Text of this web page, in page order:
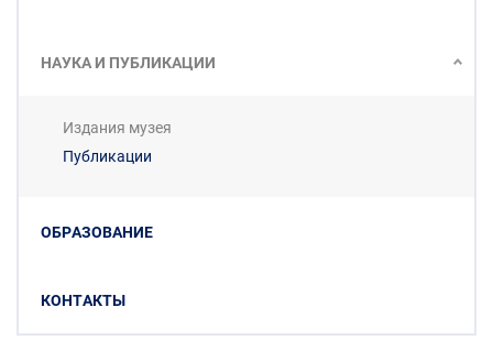
НАУКА И ПУБЛИКАЦИИ
Издания музея
Публикации
ОБРАЗОВАНИЕ
КОНТАКТЫ